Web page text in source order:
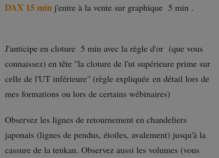
DAX 15 min j'entre à la vente sur graphique 5 min .
J'anticipe en cloture 5 min avec la règle d'or (que vous
connaissez) en tête "la cloture de l'ut supérieure prime sur
celle de l'UT inférieure" (règle expliquée en détail lors de
mes formations ou lors de certains wébinaires)
Observez les lignes de retournement en chandeliers
japonais (lignes de pendus, étoiles, avalement) jusqu'à la
cassure de la tenkan. Observez aussi les volumes (vous